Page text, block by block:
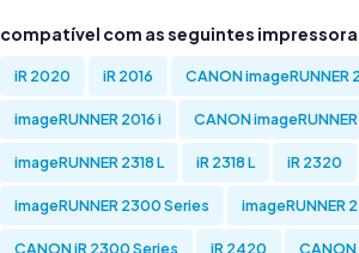
compatível com as seguintes
iR 2020 iR 2016 CANON imageRUNNER
imageRUNNER 2016 i CANON
imageRUNNER 2318 L iR 2318 L iR 2320
imageRUNNER 2300 Series imageRUNNER
CANON iR 2300 Series iR 2420 CANON